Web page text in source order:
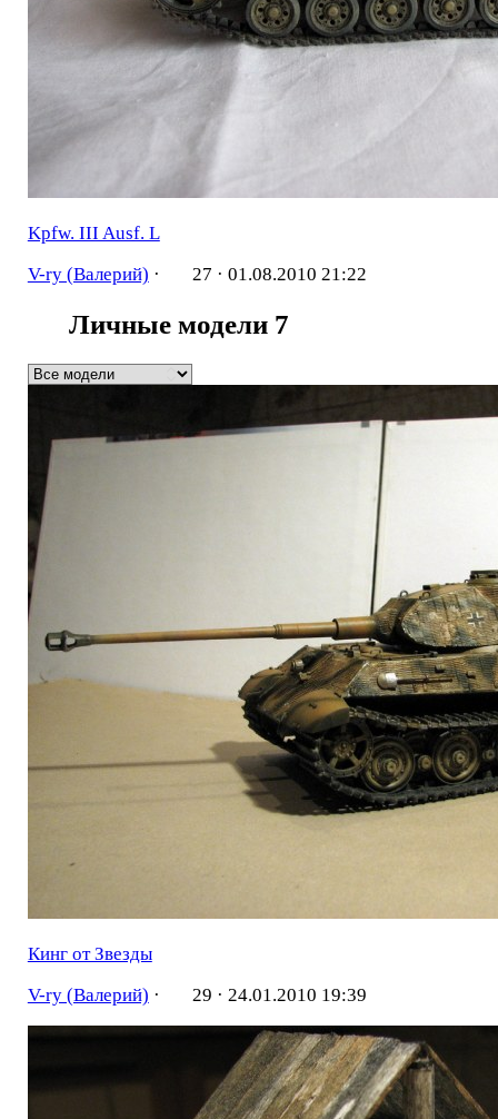
Kpfw. III Ausf. L
V-ry (Валерий) · 27 · 01.08.2010 21:22
Личные модели 7
Кинг от Звезды
V-ry (Валерий) · 29 · 24.01.2010 19:39